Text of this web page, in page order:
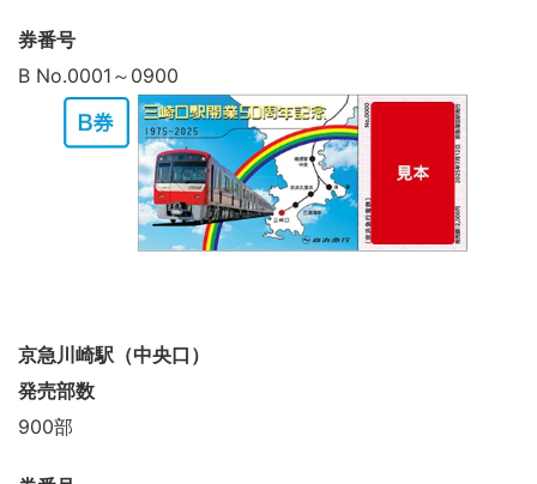
券番号
B No.0001～0900
京急川崎駅（中央口）
発売部数
900部